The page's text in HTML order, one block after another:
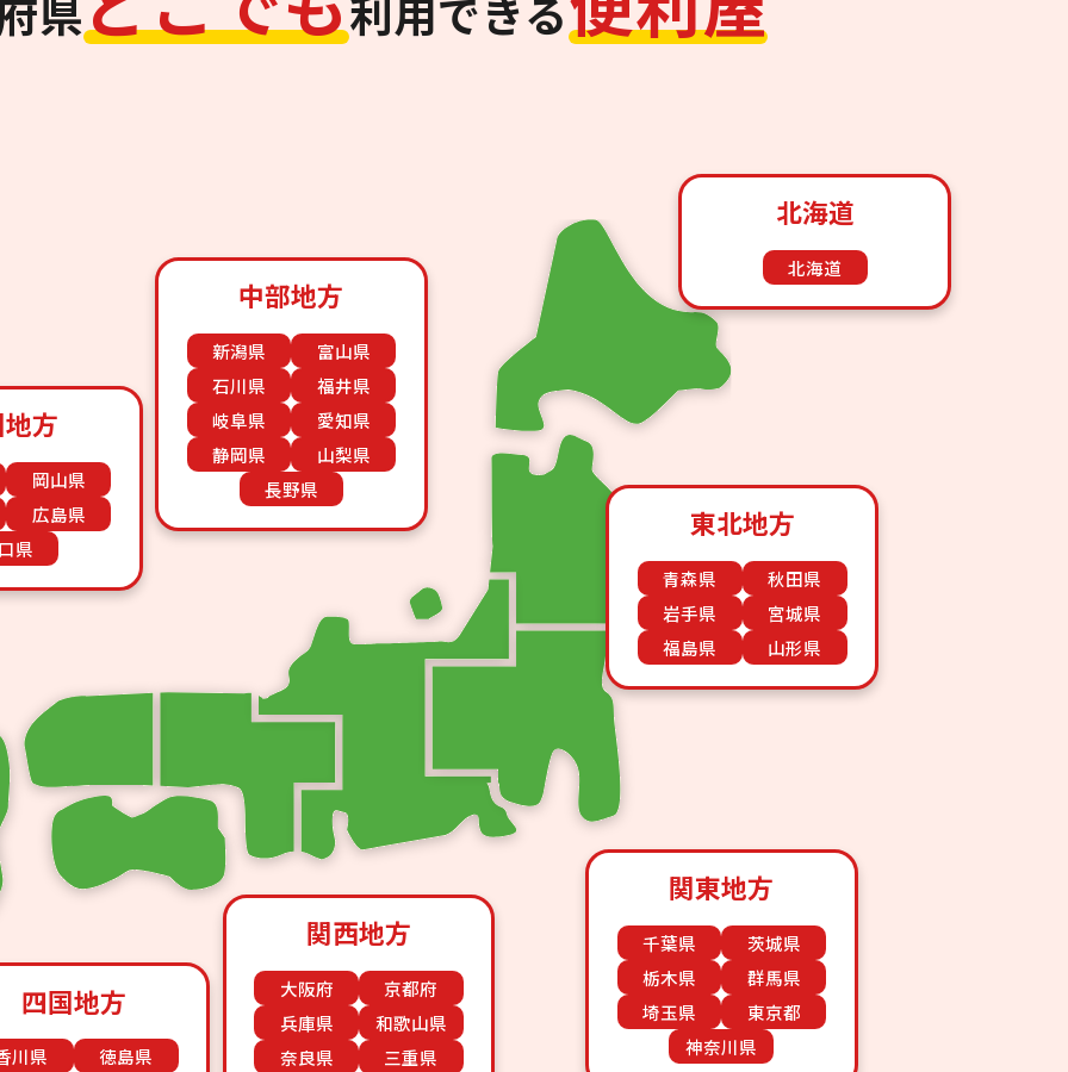
県 利用できる
北海道
北海道
東北地方
青森県
秋田県
岩手県
宮城県
福島県
山形県
関東地方
千葉県
茨城県
栃木県
群馬県
埼玉県
東京都
神奈川県
中部地方
新潟県
富山県
石川県
福井県
岐阜県
愛知県
静岡県
山梨県
長野県
関西地方
大阪府
京都府
兵庫県
和歌山県
奈良県
三重県
四国地方
川県
徳島県
方
岡山県
広島県
県